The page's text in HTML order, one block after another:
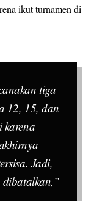
ikut turnamen di
tiga
12, 15, dan
karena
Jadi,